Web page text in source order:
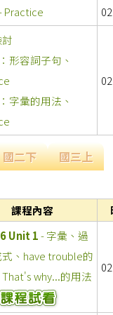
Practice
形容詞子句、
字彙的用法、
國二下
國三上
課程內容
Unit 1- 字彙、過
、have trouble的
why...的用法